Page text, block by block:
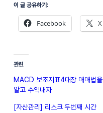
이 글 공유하기:
Facebook X
관련
MACD 보조지표4대장 매매법을
알고 수익내자
[자산관리] 리스크 두번째 시간